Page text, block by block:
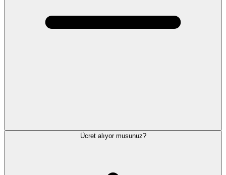
Ücret alıyor musunuz?